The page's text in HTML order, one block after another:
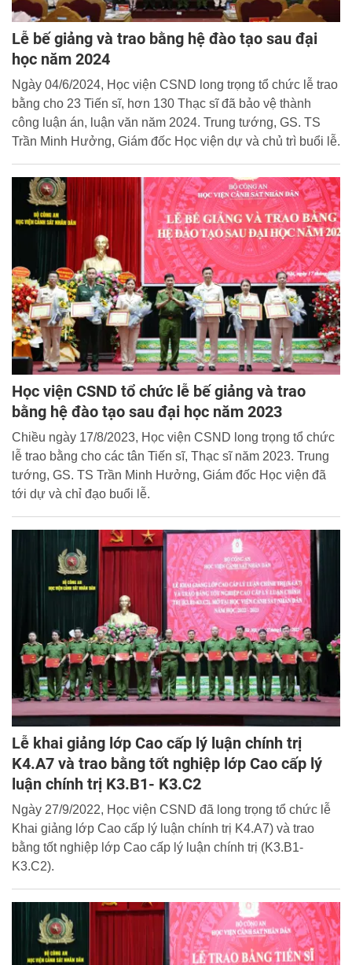
Lễ bế giảng và trao bằng hệ đào tạo sau đại
học năm 2024
Ngày 04/6/2024, Học viện CSND long trọng tổ chức lễ trao
bằng cho 23 Tiến sĩ, hơn 130 Thạc sĩ đã bảo vệ thành
công luận án, luận văn năm 2024. Trung tướng, GS. TS
Trần Minh Hưởng, Giám đốc Học viện dự và chủ trì buổi lễ.
Học viện CSND tổ chức lễ bế giảng và trao
bằng hệ đào tạo sau đại học năm 2023
Chiều ngày 17/8/2023, Học viện CSND long trọng tổ chức
lễ trao bằng cho các tân Tiến sĩ, Thạc sĩ năm 2023. Trung
tướng, GS. TS Trần Minh Hưởng, Giám đốc Học viện đã
tới dự và chỉ đạo buổi lễ.
Lễ khai giảng lớp Cao cấp lý luận chính trị
K4.A7 và trao bằng tốt nghiệp lớp Cao cấp lý
luận chính trị K3.B1- K3.C2
Ngày 27/9/2022, Học viện CSND đã long trọng tổ chức lễ
Khai giảng lớp Cao cấp lý luận chính trị K4.A7) và trao
bằng tốt nghiệp lớp Cao cấp lý luận chính trị (K3.B1-
K3.C2).